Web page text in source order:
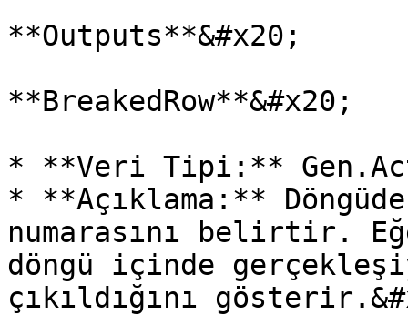
**Outputs**&#x20;
**BreakedRow**&#x20;
* **Veri Tipi:**
* **Açıklama:**
numarasını belirtir.
döngü içinde
çıkıldığını